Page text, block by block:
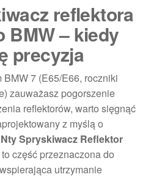
reflektora
BMW – kiedy
precyzja
BMW 7 (E65/E66, roczniki
zauważasz pogorszenie
reflektorów, warto sięgnąć
z myślą o
Nty Spryskiwacz Reflektor
to część przeznaczona do
utrzymanie